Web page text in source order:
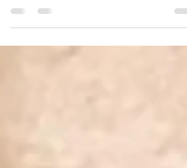
tattoo e piercing, aqui temos joias para seu